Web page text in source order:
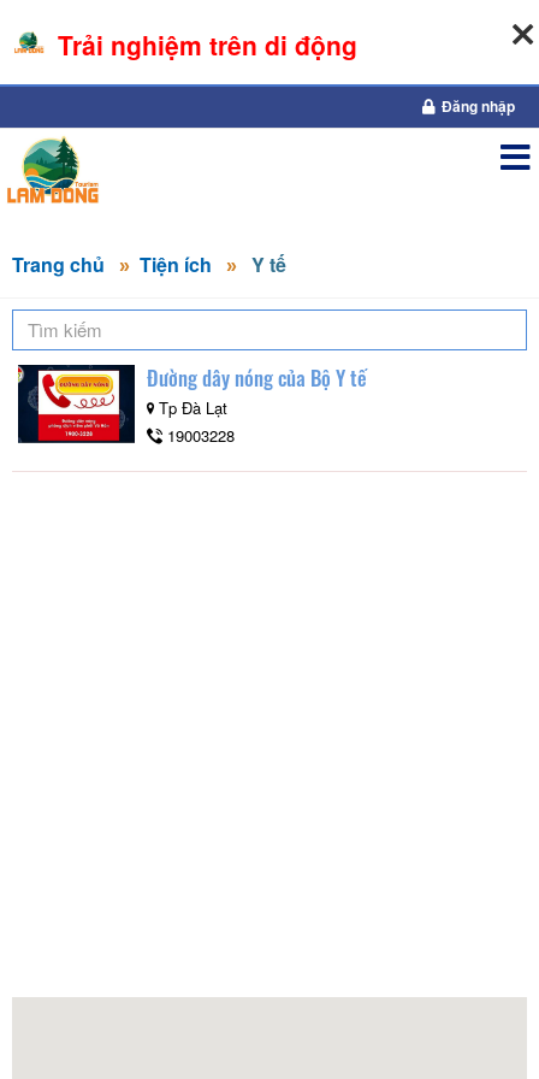
07-08-2026, 06:39:53
Đăng nhập
Trang chủ Tiện ích Y tế
Đường dây nóng của Bộ Y tế
Tp Đà Lạt
19003228
Trải nghiệm trên di động